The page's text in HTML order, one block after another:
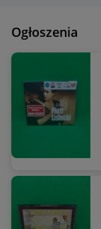
Ogłoszenia